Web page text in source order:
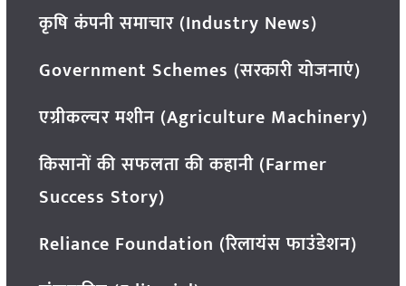
कृषि कंपनी समाचार (Industry News)
Government Schemes (सरकारी योजनाएं)
एग्रीकल्चर मशीन (Agriculture Machinery)
किसानों की सफलता की कहानी (Farmer
Success Story)
Reliance Foundation (रिलायंस फाउंडेशन)